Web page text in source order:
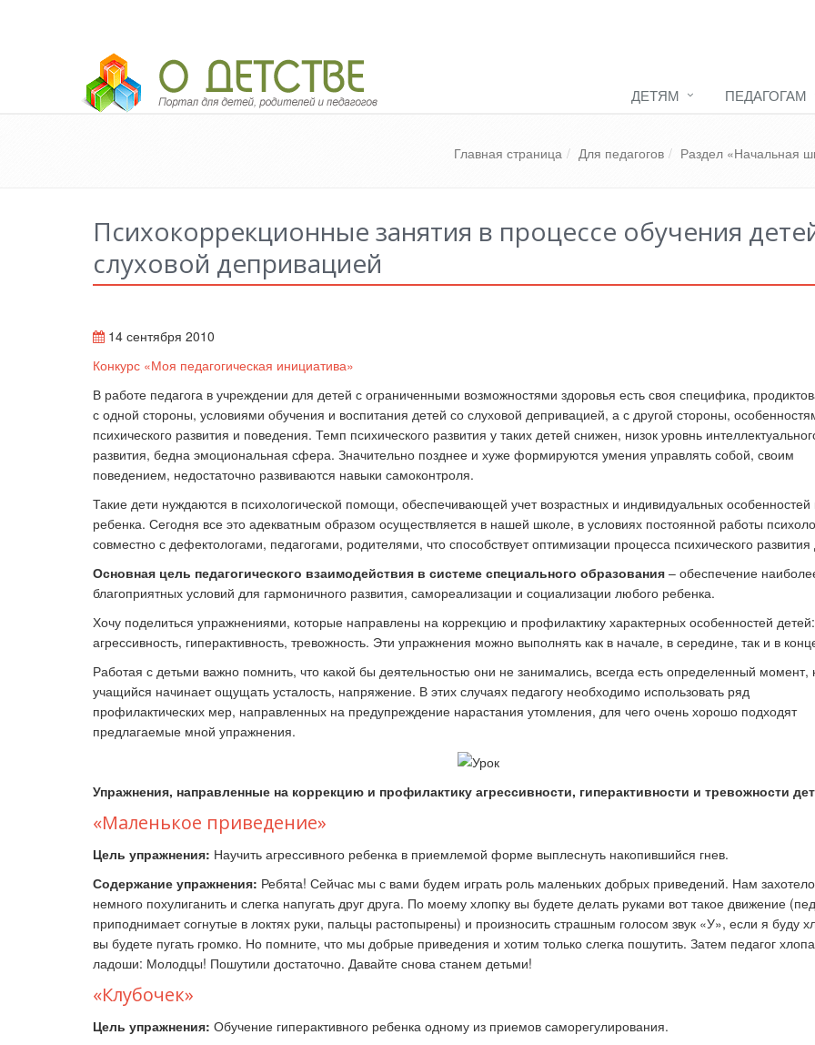
Педагогический портал «О детстве»
ДЕТЯМ
ПЕДАГОГАМ
Главная страница Для педагогов Раздел «Начальная
Психокоррекционные занятия в процессе обучения
слуховой депривацией
14 сентября 2010
Конкурс «Моя педагогическая инициатива»
В работе педагога в учреждении для детей с ограниченными возможностями здоровья есть своя специфика,
с одной стороны, условиями обучения и воспитания детей со слуховой депривацией, а с другой стороны,
психического развития и поведения. Темп психического развития у таких детей снижен, низок уровнь
развития, бедна эмоциональная сфера. Значительно позднее и хуже формируются умения управлять собой, своим
поведением, недостаточно развиваются навыки самоконтроля.
Такие дети нуждаются в психологической помощи, обеспечивающей учет возрастных и индивидуальных особенностей
ребенка. Сегодня все это адекватным образом осуществляется в нашей школе, в условиях постоянной работы
совместно с дефектологами, педагогами, родителями, что способствует оптимизации процесса психического развития
Основная цель педагогического взаимодействия в системе специального образования – обеспечение
благоприятных условий для гармоничного развития, самореализации и социализации любого ребенка.
Хочу поделиться упражнениями, которые направлены на коррекцию и профилактику характерных особенностей детей:
агрессивность, гиперактивность, тревожность. Эти упражнения можно выполнять как в начале, в середине, так и в
Работая с детьми важно помнить, что какой бы деятельностью они не занимались, всегда есть определенный момент,
учащийся начинает ощущать усталость, напряжение. В этих случаях педагогу необходимо использовать ряд
профилактических мер, направленных на предупреждение нарастания утомления, для чего очень хорошо подходят
предлагаемые мной упражнения.
Упражнения, направленные на коррекцию и профилактику агрессивности, гиперактивности и тревожности
«Маленькое приведение»
Цель упражнения: Научить агрессивного ребенка в приемлемой форме выплеснуть накопившийся гнев.
Содержание упражнения: Ребята! Сейчас мы с вами будем играть роль маленьких добрых приведений. Нам
немного похулиганить и слегка напугать друг друга. По моему хлопку вы будете делать руками вот такое движение
приподнимает согнутые в локтях руки, пальцы растопырены) и произносить страшным голосом звук «У», если я буду
вы будете пугать громко. Но помните, что мы добрые приведения и хотим только слегка пошутить. Затем педагог
ладоши: Молодцы! Пошутили достаточно. Давайте снова станем детьми!
«Клубочек»
Цель упражнения: Обучение гиперактивного ребенка одному из приемов саморегулирования.
Как стать экспертом наших